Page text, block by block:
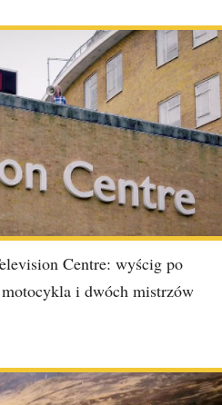
Centre: wyścig po
i dwóch mistrzów